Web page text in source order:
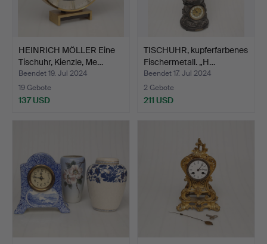
HEINRICH MÖLLER Eine
Tischuhr, Kienzle, Me…
Beendet 19. Jul 2024
19 Gebote
137 USD
TISCHUHR, kupferfarbenes
Fischermetall. „H…
Beendet 17. Jul 2024
2 Gebote
211 USD